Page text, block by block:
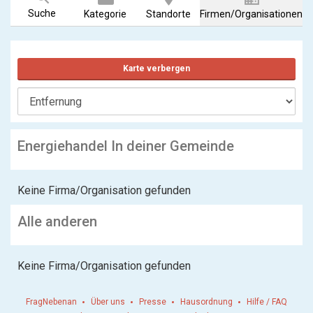
Suche Kategorie Standorte Firmen/Organisationen
Karte verbergen
Energiehandel In deiner Gemeinde
Keine Firma/Organisation gefunden
Alle anderen
Keine Firma/Organisation gefunden
FragNebenan Über uns Presse Hausordnung
Hilfe / FAQ